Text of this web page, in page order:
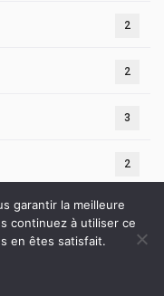
2
2
3
2
garantir la meilleure
continuez à utiliser ce
en êtes satisfait.